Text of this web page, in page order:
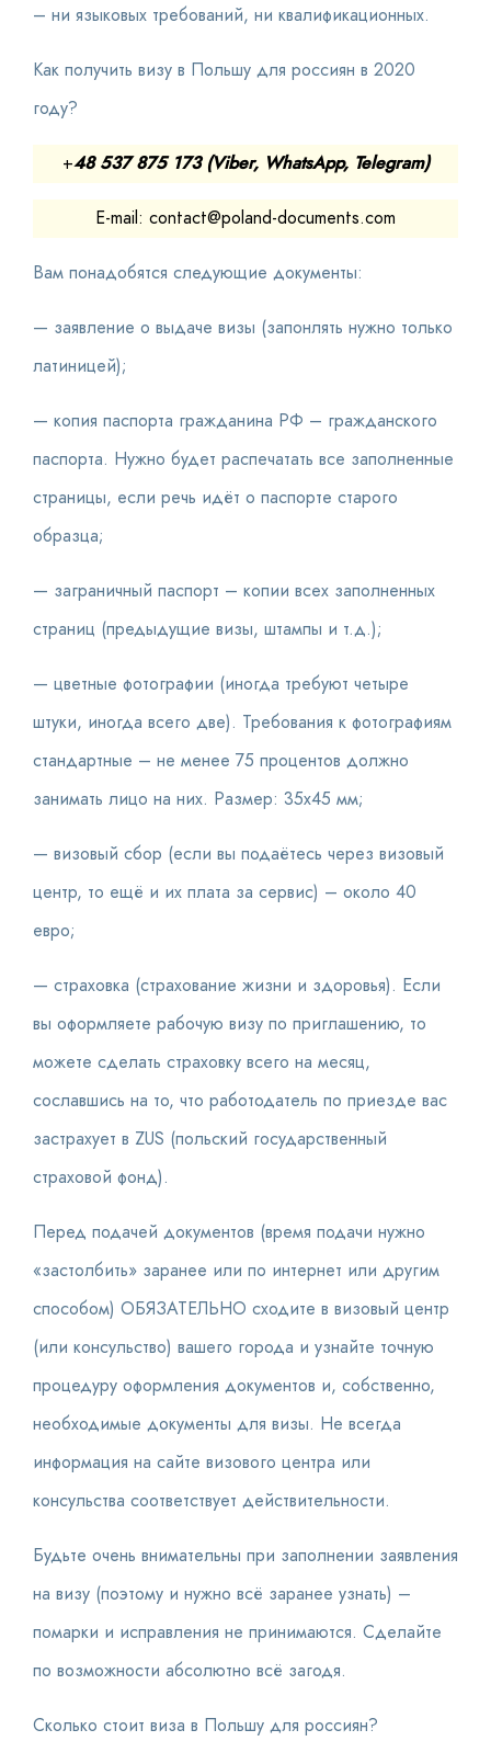
– ни языковых требований, ни квалификационных.
Как получить визу в Польшу для россиян в 2020
году?
+48 537 875 173 (Viber, WhatsApp, Telegram)
E-mail: contact@poland-documents.com
Вам понадобятся следующие документы:
— заявление о выдаче визы (запонлять нужно только
латиницей);
— копия паспорта гражданина РФ – гражданского
паспорта. Нужно будет распечатать все заполненные
страницы, если речь идёт о паспорте старого
образца;
— заграничный паспорт – копии всех заполненных
страниц (предыдущие визы, штампы и т.д.);
— цветные фотографии (иногда требуют четыре
штуки, иногда всего две). Требования к фотографиям
стандартные – не менее 75 процентов должно
занимать лицо на них. Размер: 35х45 мм;
— визовый сбор (если вы подаётесь через визовый
центр, то ещё и их плата за сервис) – около 40
евро;
— страховка (страхование жизни и здоровья). Если
вы оформляете рабочую визу по приглашению, то
можете сделать страховку всего на месяц,
сославшись на то, что работодатель по приезде вас
застрахует в ZUS (польский государственный
страховой фонд).
Перед подачей документов (время подачи нужно
«застолбить» заранее или по интернет или другим
способом) ОБЯЗАТЕЛЬНО сходите в визовый центр
(или консульство) вашего города и узнайте точную
процедуру оформления документов и, собственно,
необходимые документы для визы. Не всегда
информация на сайте визового центра или
консульства соответствует действительности.
Будьте очень внимательны при заполнении заявления
на визу (поэтому и нужно всё заранее узнать) –
помарки и исправления не принимаются. Сделайте
по возможности абсолютно всё загодя.
Сколько стоит виза в Польшу для россиян?